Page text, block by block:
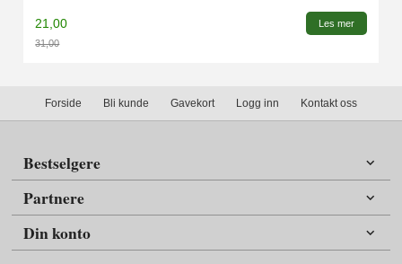
21,00
31,00
Les mer
Forside Bli kunde Gavekort Logg inn Kontakt oss
Bestselgere
Partnere
Din konto